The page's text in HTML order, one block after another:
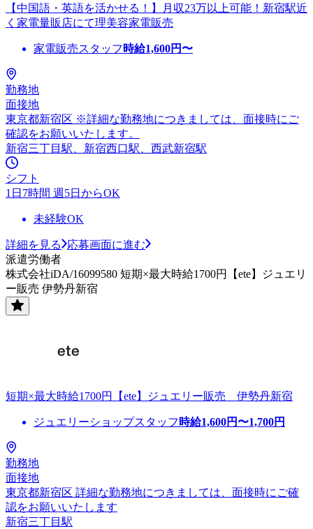
【中国語・英語を活かせる！】月収23万以上可能！新宿駅近
く家電量販店にて理美容家電販売
家電販売スタッフ 時給1,600円〜
勤務地
面接地
東京都新宿区 ※詳細な勤務地につきましては、面接時にご
確認をお願いいたします。
新宿三丁目駅、新宿西口駅、西武新宿駅
シフト
1日7時間 週5日からOK
未経験OK
詳細を見る
応募画面に進む
派遣労働者
株式会社iDA/16099580 短期×最大時給1700円【ete】ジュエリ
ー販売 伊勢丹新宿
短期×最大時給1700円【ete】ジュエリー販売 伊勢丹新宿
ジュエリーショップスタッフ 時給1,600円〜1,700円
勤務地
面接地
東京都新宿区 詳細な勤務地につきましては、面接時にご確
認をお願いいたします
新宿三丁目駅